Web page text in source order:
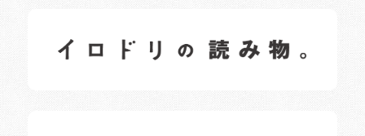
日常の様子など随時更新中です。